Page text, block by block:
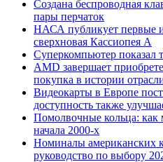
Создана беспроводная
пары перчаток
НАСА публикует первые
сверхновая Кассиопея А
Суперкомпьютер показал
AMD завершает
покупка в истории
Видеокарты в Европе
доступность также
Помолвочные кольца: как
начала 2000-х
Номиналы американских
руководство по выбору